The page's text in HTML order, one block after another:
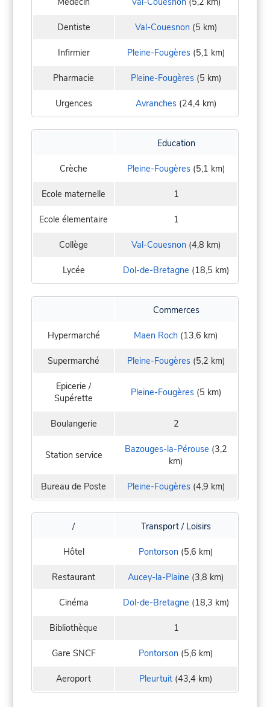
Dentiste Val-Couesnon(5 km)
Infirmier Pleine-Fougères(5,1 km)
Pharmacie Pleine-Fougères(5 km)
Urgences Avranches(24,4 km)
Education
Crèche Pleine-Fougères(5,1 km)
Ecole maternelle 1
Ecole élementaire 1
Collège Val-Couesnon(4,8 km)
Lycée Dol-de-Bretagne (18,5 km)
Commerces
Hypermarché Maen Roch (13,6 km)
Supermarché Pleine-Fougères(5,2 km)
Epicerie /
Supérette
Pleine-Fougères(5 km)
Boulangerie 2
Station service Bazouges-la-Pérouse (3,2
km)
Bureau de Poste Pleine-Fougères(4,9 km)
/ Transport / Loisirs
Hôtel Pontorson (5,6 km)
Restaurant Aucey-la-Plaine (3,8 km)
Cinéma Dol-de-Bretagne (18,3 km)
Bibliothèque 1
Gare SNCF Pontorson (5,6 km)
Aeroport Pleurtuit (43,4 km)